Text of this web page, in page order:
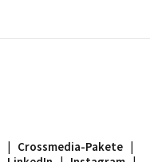
| Crossmedia-Pakete |